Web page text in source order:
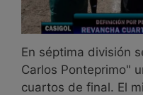
En séptima división
Carlos Ponteprimo"
cuartos de final. El